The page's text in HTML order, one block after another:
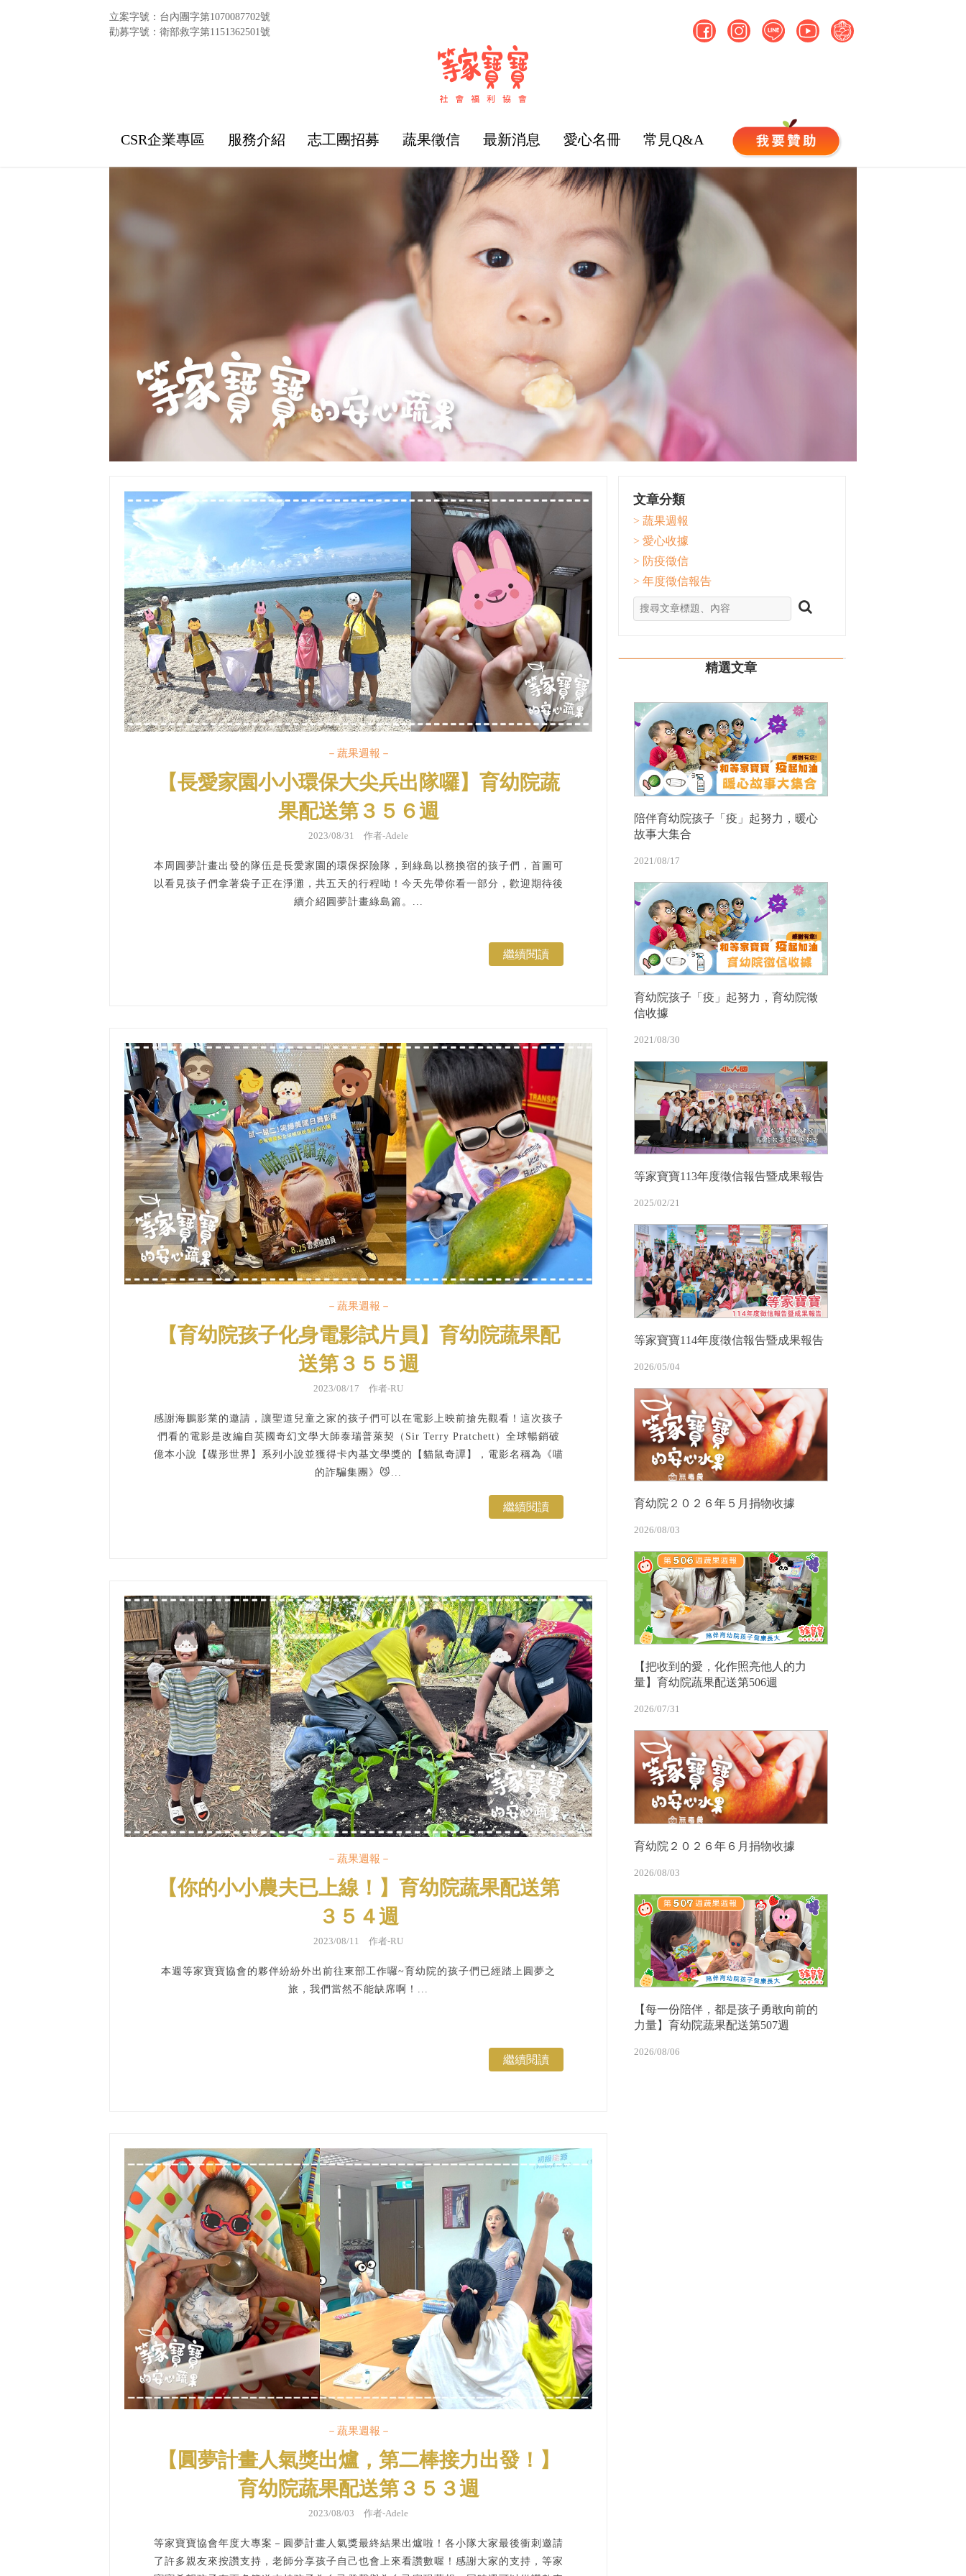
立案字號：台內團字第1070087702號
勸募字號：衛部救字第1151362501號
CSR企業專區 服務介紹 志工團招募 蔬果徵信 最新消息 愛心名冊 常見Q&A
－蔬果週報－
【長愛家園小小環保大尖兵出隊囉】育幼院蔬
果配送第３５６週
2023/08/31 作者-Adele
本周圓夢計畫出發的隊伍是長愛家園的環保探險隊，到綠島以務換宿的孩子們，首圖可
以看見孩子們拿著袋子正在淨灘，共五天的行程呦！今天先帶你看一部分，歡迎期待後
續介紹圓夢計畫綠島篇。...
繼續閱讀
－蔬果週報－
【育幼院孩子化身電影試片員】育幼院蔬果配
送第３５５週
2023/08/17 作者-RU
感謝海鵬影業的邀請，讓聖道兒童之家的孩子們可以在電影上映前搶先觀看！這次孩子
們看的電影是改編自英國奇幻文學大師泰瑞普萊契（Sir Terry Pratchett）全球暢銷破
億本小說【碟形世界】系列小說並獲得卡內基文學獎的【貓鼠奇譚】，電影名稱為《喵
的詐騙集團》😼...
繼續閱讀
－蔬果週報－
【你的小小農夫已上線！】育幼院蔬果配送第
３５４週
2023/08/11 作者-RU
本週等家寶寶協會的夥伴紛紛外出前往東部工作囉~育幼院的孩子們已經踏上圓夢之
旅，我們當然不能缺席啊！...
繼續閱讀
－蔬果週報－
【圓夢計畫人氣獎出爐，第二棒接力出發！】
育幼院蔬果配送第３５３週
2023/08/03 作者-Adele
等家寶寶協會年度大專案－圓夢計畫人氣獎最終結果出爐啦！各小隊大家最後衝刺邀請
了許多親友來按讚支持，老師分享孩子自己也會上來看讚數喔！感謝大家的支持，等家
文章分類
> 蔬果週報
> 愛心收據
> 防疫徵信
> 年度徵信報告
精選文章
陪伴育幼院孩子「疫」起努力，暖心
故事大集合
2021/08/17
育幼院孩子「疫」起努力，育幼院徵
信收據
2021/08/30
等家寶寶113年度徵信報告暨成果報告
2025/02/21
等家寶寶114年度徵信報告暨成果報告
2026/05/04
育幼院２０２６年５月捐物收據
2026/08/03
【把收到的愛，化作照亮他人的力
量】育幼院蔬果配送第506週
2026/07/31
育幼院２０２６年６月捐物收據
2026/08/03
【每一份陪伴，都是孩子勇敢向前的
力量】育幼院蔬果配送第507週
2026/08/06